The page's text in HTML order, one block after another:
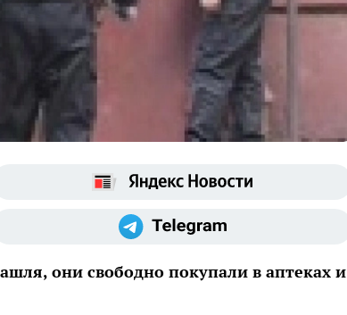
они свободно покупали в аптеках и